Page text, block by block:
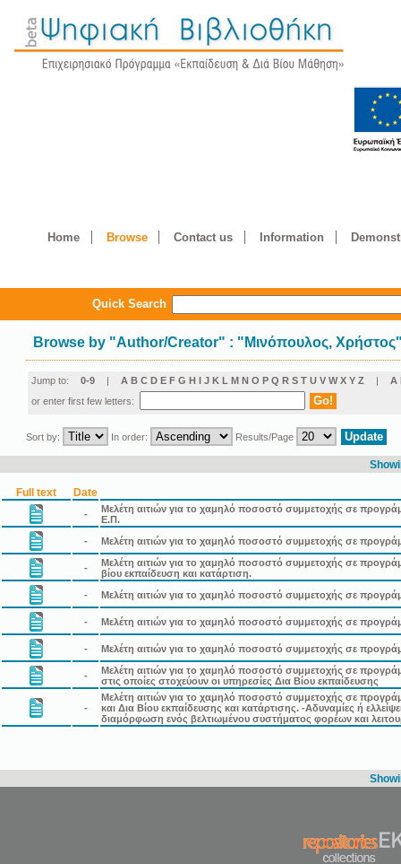
Home Browse Contact us Information
Quick Search
Browse by "Author/Creator" : "Μινόπουλος,
Jump to: 0-9 | A B C D E F G H I J K L M N O P Q R S T U V W X Y Z | Α
or enter first few letters:
Sort by: In order: Results/Page
Full text Date
-
Μελέτη αιτιών για το χαμηλό ποσοστό συμμετοχής σε
Ε.Π.
-
Μελέτη αιτιών για το χαμηλό ποσοστό συμμετοχής σε
-
Μελέτη αιτιών για το χαμηλό ποσοστό συμμετοχής σε
βίου εκπαίδευση και κατάρτιση.
-
Μελέτη αιτιών για το χαμηλό ποσοστό συμμετοχής σε
- Μελέτη αιτιών για το χαμηλό ποσοστό συμμετοχής σε
- Μελέτη αιτιών για το χαμηλό ποσοστό συμμετοχής σε
-
Μελέτη αιτιών για το χαμηλό ποσοστό συμμετοχής σε
στις οποίες στοχεύουν οι υπηρεσίες Δια Βίου εκπαίδευσης
-
Μελέτη αιτιών για το χαμηλό ποσοστό συμμετοχής σε
και Δια Βίου εκπαίδευσης και κατάρτισης. -Αδυναμίες ή
διαμόρφωση ενός βελτιωμένου συστήματος φορέων και